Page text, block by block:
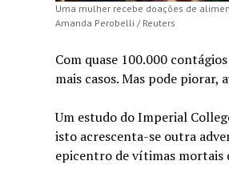
Uma mulher recebe doações de
Amanda Perobelli / Reuters
Com quase 100.000
mais casos. Mas pode piorar,
Um estudo do Imperial
isto acrescenta-se outra
epicentro de vítimas mortais